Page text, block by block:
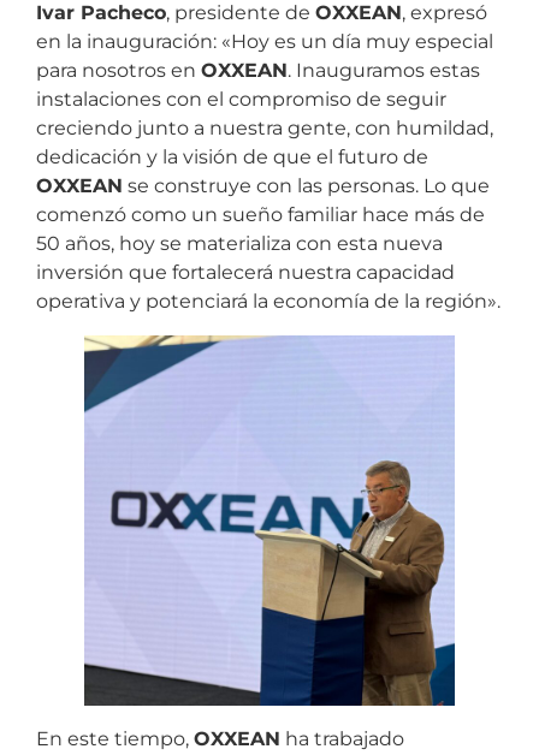
Ivar Pacheco, presidente de OXXEAN, expresó
en la inauguración: «Hoy es un día muy especial
para nosotros en OXXEAN. Inauguramos estas
instalaciones con el compromiso de seguir
creciendo junto a nuestra gente, con humildad,
dedicación y la visión de que el futuro de
OXXEAN se construye con las personas. Lo que
comenzó como un sueño familiar hace más de
50 años, hoy se materializa con esta nueva
inversión que fortalecerá nuestra capacidad
operativa y potenciará la economía de la región».
En este tiempo, OXXEAN ha trabajado